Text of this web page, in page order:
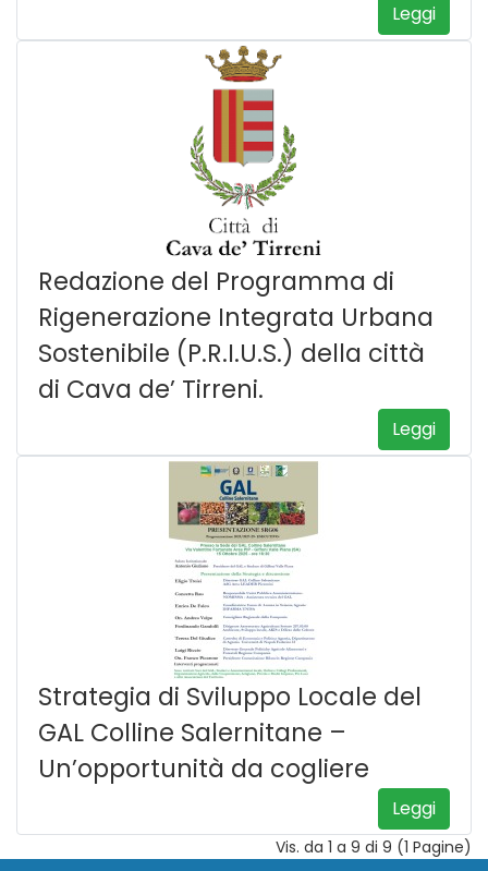
Leggi
Redazione del Programma di
Rigenerazione Integrata Urbana
Sostenibile (P.R.I.U.S.) della città
di Cava de’ Tirreni.
Leggi
Strategia di Sviluppo Locale del
GAL Colline Salernitane –
Un’opportunità da cogliere
Leggi
Vis. da 1 a 9 di 9 (1 Pagine)